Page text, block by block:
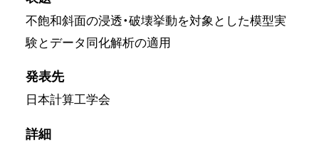
不飽和斜面の浸透・破壊挙動を対象とした模型実
験とデータ同化解析の適用
発表先
日本計算工学会
詳細